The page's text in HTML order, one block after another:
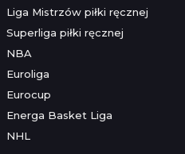
Liga Mistrzów piłki ręcznej
Superliga piłki ręcznej
NBA
Euroliga
Eurocup
Energa Basket Liga
NHL